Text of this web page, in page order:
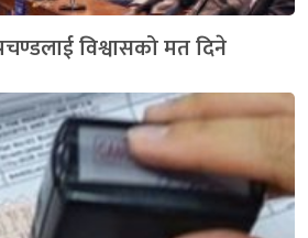
विश्वासको मत दिने